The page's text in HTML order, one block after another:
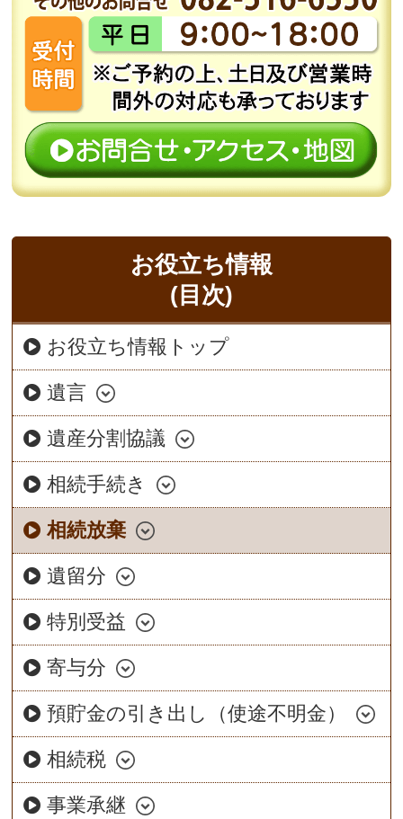
お役立ち情報
(目次)
お役立ち情報トップ
遺言
遺産分割協議
相続手続き
相続放棄
遺留分
特別受益
寄与分
預貯金の引き出し（使途不明金）
相続税
事業承継